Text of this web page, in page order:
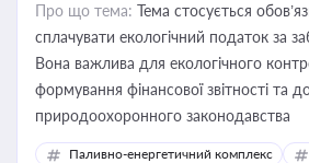
Про що тема: Тема стосується
сплачувати екологічний податок за
Вона важлива для екологічного
формування фінансової звітності та
природоохоронного законодавства
Паливно-енергетичний комплекс